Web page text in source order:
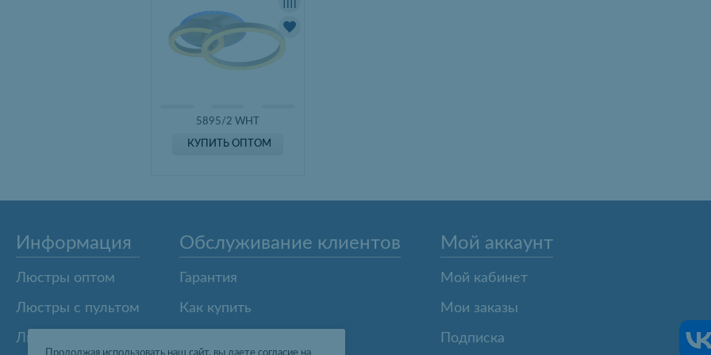
5895/2 WHT
КУПИТЬ ОПТОМ
Информация
Люстры оптом
Люстры с пультом
Люстры из Китая
Обслуживание клиентов
Гарантия
Как купить
Мой аккаунт
Мой кабинет
Мои заказы
Подписка